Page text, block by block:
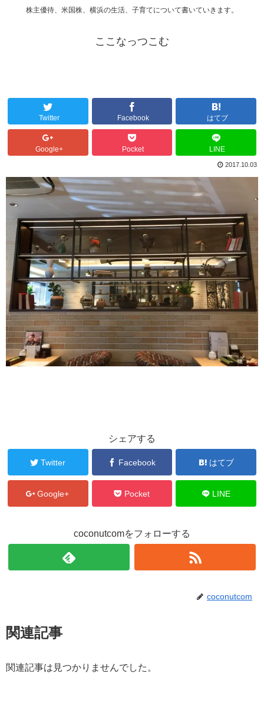
株主優待、米国株、横浜の生活、子育てについて書いていきます。
ここなっつこむ
Twitter Facebook はてブ
Google+ Pocket LINE
2017.10.03
シェアする
Twitter Facebook はてブ
Google+ Pocket LINE
coconutcomをフォローする
coconutcom
関連記事
関連記事は見つかりませんでした。